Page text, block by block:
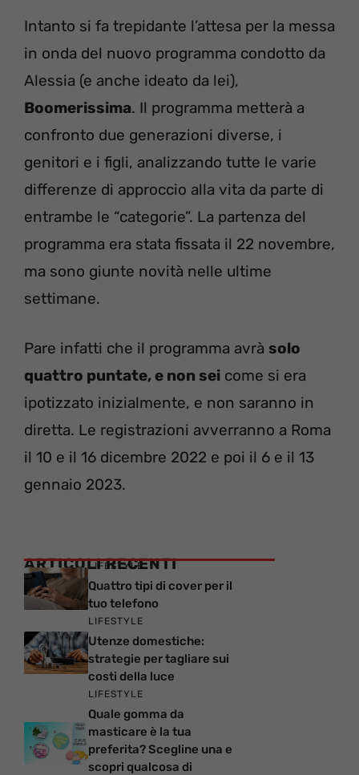
Intanto si fa trepidante l’attesa per la messa
in onda del nuovo programma condotto da
Alessia (e anche ideato da lei),
Boomerissima. Il programma metterà a
confronto due generazioni diverse, i
genitori e i figli, analizzando tutte le varie
differenze di approccio alla vita da parte di
entrambe le “categorie”. La partenza del
programma era stata fissata il 22 novembre,
ma sono giunte novità nelle ultime
settimane.
Pare infatti che il programma avrà solo
quattro puntate, e non sei come si era
ipotizzato inizialmente, e non saranno in
diretta. Le registrazioni avverranno a Roma
il 10 e il 16 dicembre 2022 e poi il 6 e il 13
gennaio 2023.
ARTICOLI RECENTI
LIFESTYLE
Quattro tipi di cover per il
tuo telefono
LIFESTYLE
Utenze domestiche:
strategie per tagliare sui
costi della luce
LIFESTYLE
Quale gomma da
masticare è la tua
preferita? Scegline una e
scopri qualcosa di